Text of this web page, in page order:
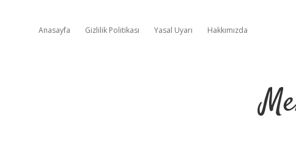
Anasayfa Gizlilik Politikası Yasal Uyarı Hakkımızda